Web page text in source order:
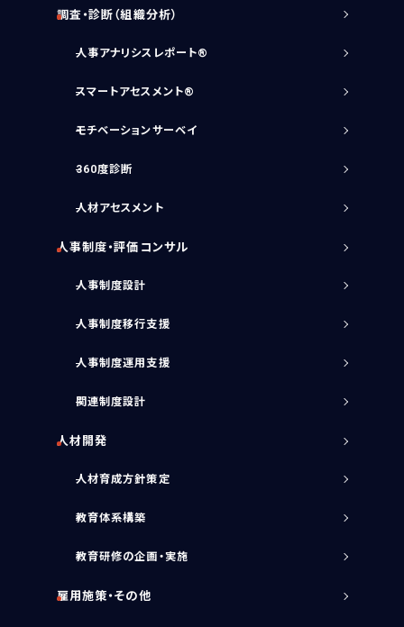
調査・診断（組織分析）
人事アナリシスレポート®
スマートアセスメント®
モチベーションサーベイ
360度診断
人材アセスメント
人事制度・評価コンサル
人事制度設計
人事制度移行支援
人事制度運用支援
関連制度設計
人材開発
人材育成方針策定
教育体系構築
教育研修の企画・実施
雇用施策・その他